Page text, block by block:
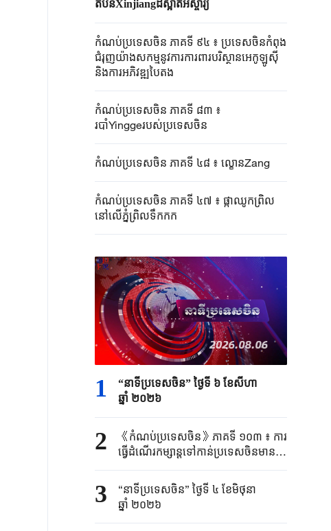
តំបន់Xinjiangដ៏ស្អាតអស្ចារ្យ
កំណប់ប្រទេសចិន ភាគទី ៩៤ ៖ ប្រទេសចិនកំពុង
ជំរុញយ៉ាងសកម្មនូវការការពារបរិស្ថានអេកូឡូស៊ី
និងការអភិវឌ្ឍបៃតង
កំណប់ប្រទេសចិន ភាគទី ៨៣ ៖
របាំYinggeរបស់ប្រទេសចិន
កំណប់ប្រទេសចិន ភាគទី ៤៨ ៖ ល្ខោនZang
កំណប់ប្រទេសចិន ភាគទី ៤៧ ៖ ផ្កាឈូកព្រិល
នៅលើភ្នំព្រិលទឹកកក
1
“នាទីប្រទេសចិន” ថ្ងៃទី ៦ ខែសីហា
ឆ្នាំ ២០២៦
2
《កំណប់ប្រទេស​ចិន​》ភាគទី ១០៣ ៖ ការ
ធ្វើដំណើរកម្សាន្ត​ទៅ​កាន់​ប្រទេស​ចិនមាន
ប្រជាប្រិយ ភាព ខ្លាំងលើពិភពលោក
3
“នាទីប្រទេសចិន” ថ្ងៃទី ៤ ខែមិថុនា
ឆ្នាំ ២០២៦